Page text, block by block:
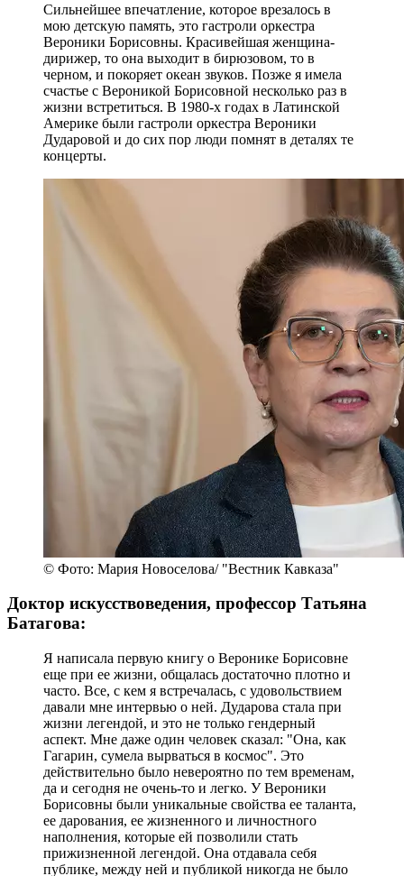
Сильнейшее впечатление, которое врезалось в
мою детскую память, это гастроли оркестра
Вероники Борисовны. Красивейшая женщина-
дирижер, то она выходит в бирюзовом, то в
черном, и покоряет океан звуков. Позже я имела
счастье с Вероникой Борисовной несколько раз в
жизни встретиться. В 1980-х годах в Латинской
Америке были гастроли оркестра Вероники
Дударовой и до сих пор люди помнят в деталях те
концерты.
© Фото: Мария Новоселова/ "Вестник Кавказа"
Доктор искусствоведения, профессор Татьяна
Батагова:
Я написала первую книгу о Веронике Борисовне
еще при ее жизни, общалась достаточно плотно и
часто. Все, с кем я встречалась, с удовольствием
давали мне интервью о ней. Дударова стала при
жизни легендой, и это не только гендерный
аспект. Мне даже один человек сказал: "Она, как
Гагарин, сумела вырваться в космос". Это
действительно было невероятно по тем временам,
да и сегодня не очень-то и легко. У Вероники
Борисовны были уникальные свойства ее таланта,
ее дарования, ее жизненного и личностного
наполнения, которые ей позволили стать
прижизненной легендой. Она отдавала себя
публике, между ней и публикой никогда не было